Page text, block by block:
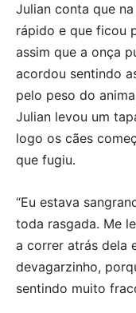
Julian conta que
rápido e que ficou
assim que a onça
acordou sentindo
pelo peso do
Julian levou um
logo os cães
que fugiu.
“Eu estava
toda rasgada. Me
a correr atrás dela
devagarzinho,
sentindo muito